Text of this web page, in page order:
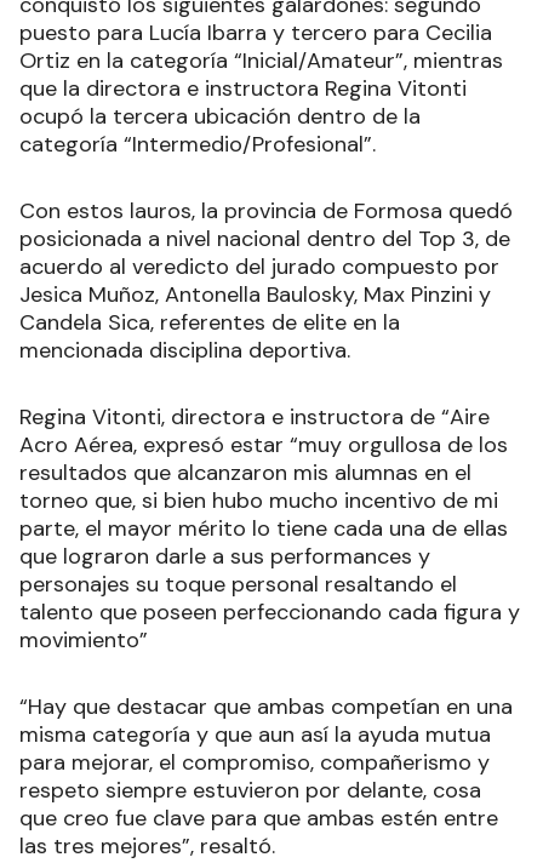
puesto para Lucía Ibarra y tercero para Cecilia
Ortiz en la categoría “Inicial/Amateur”, mientras
que la directora e instructora Regina Vitonti
ocupó la tercera ubicación dentro de la
categoría “Intermedio/Profesional”.
Con estos lauros, la provincia de Formosa quedó
posicionada a nivel nacional dentro del Top 3, de
acuerdo al veredicto del jurado compuesto por
Jesica Muñoz, Antonella Baulosky, Max Pinzini y
Candela Sica, referentes de elite en la
mencionada disciplina deportiva.
Regina Vitonti, directora e instructora de “Aire
Acro Aérea, expresó estar “muy orgullosa de los
resultados que alcanzaron mis alumnas en el
torneo que, si bien hubo mucho incentivo de mi
parte, el mayor mérito lo tiene cada una de ellas
que lograron darle a sus performances y
personajes su toque personal resaltando el
talento que poseen perfeccionando cada figura y
movimiento”
“Hay que destacar que ambas competían en una
misma categoría y que aun así la ayuda mutua
para mejorar, el compromiso, compañerismo y
respeto siempre estuvieron por delante, cosa
que creo fue clave para que ambas estén entre
las tres mejores”, resaltó.